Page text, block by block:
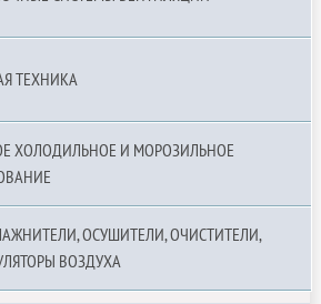
ТЕХНИКА
ХОЛОДИЛЬНОЕ И МОРОЗИЛЬНОЕ
ОСУШИТЕЛИ, ОЧИСТИТЕЛИ,
ВОЗДУХА